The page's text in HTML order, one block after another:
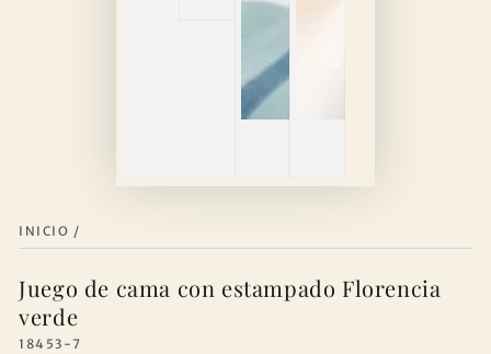
INICIO /
Juego de cama con estampado Florencia
verde
18453-7